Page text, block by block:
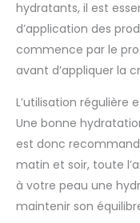
hydratants, il est
d’application des
commence par le
avant d’appliquer la
L’utilisation régulière
Une bonne
est donc
matin et soir, toute
à votre peau une
maintenir son